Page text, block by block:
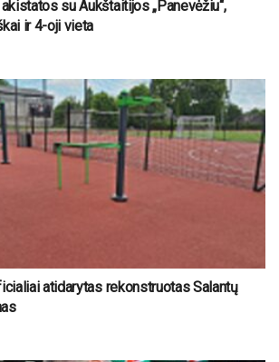
su Aukštaitijos „Panevėžiu“,
ir 4-oji vieta
atidarytas rekonstruotas Salantų